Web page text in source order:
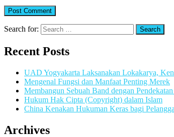
Search for:
Recent Posts
UAD Yogyakarta Laksanakan Lokakarya,
Mengenal Fungsi dan Manfaat Penting Merek
Membangun Sebuah Band dengan
Hukum Hak Cipta (Copyright) dalam Islam
China Kenakan Hukuman Keras bagi
Archives